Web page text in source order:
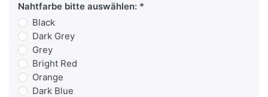
Nahtfarbe bitte auswählen:
Black
Dark Grey
Grey
Bright Red
Orange
Dark Blue